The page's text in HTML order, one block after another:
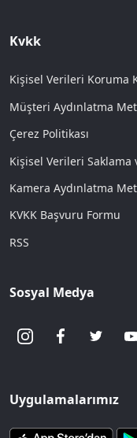
Kvkk
Kişisel Verileri Koruma
Müşteri Aydınlatma
Çerez Politikası
Kişisel Verileri Saklama
Kamera Aydınlatma
KVKK Başvuru Formu
RSS
Sosyal Medya
Uygulamalarımız